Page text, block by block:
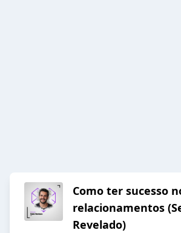
Como ter sucesso
relacionamentos
Revelado)